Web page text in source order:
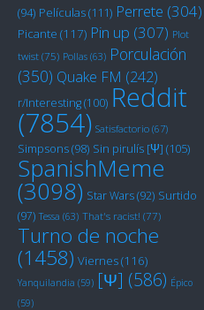
(94) Películas(111) Perrete (304)
Picante (117) Pin up (307) Plot
twist (75) Pollas (63) Porculación
(350) Quake FM (242)
r/Interesting(100) Reddit
(7854) Satisfactorio (67)
Simpsons(98) Sin pirulís [Ψ] (105)
SpanishMeme
(3098) Star Wars(92) Surtido
(97) Tessa (63) That's racist! (77)
Turno de noche
(1458) Viernes(116)
Yanquilandia (59) [Ψ] (586) Épico
(59)